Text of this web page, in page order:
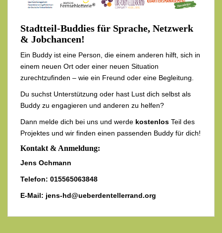
Stadtteil-Buddies für Sprache, Netzwerk
& Jobchancen!
Ein Buddy ist eine Person, die einem anderen hilft, sich in
einem neuen Ort oder einer neuen Situation
zurechtzufinden – wie ein Freund oder eine Begleitung.
Du suchst Unterstützung oder hast Lust dich selbst als
Buddy zu engagieren und anderen zu helfen?
Dann melde dich bei uns und werde kostenlos Teil des
Projektes und wir finden einen passenden Buddy für dich!
Kontakt & Anmeldung:
Jens Ochmann
Telefon: 015565063848
E-Mail: jens-hd@ueberdentellerrand.org